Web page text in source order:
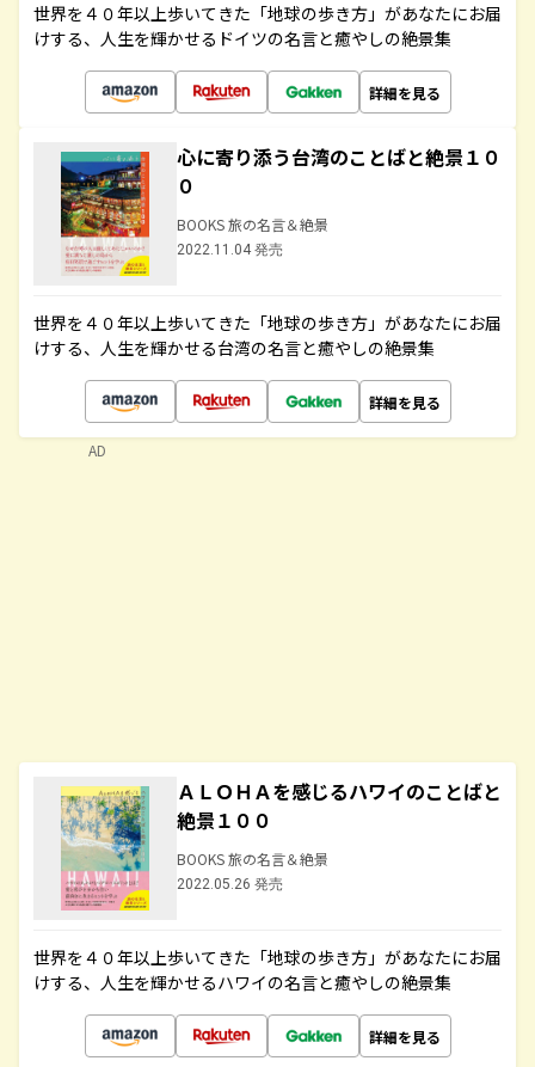
世界を４０年以上歩いてきた「地球の歩き方」があなたにお届
けする、人生を輝かせるドイツの名言と癒やしの絶景集
詳細を見る
心に寄り添う台湾のことばと絶景１０
０
BOOKS 旅の名言＆絶景
2022.11.04 発売
世界を４０年以上歩いてきた「地球の歩き方」があなたにお届
けする、人生を輝かせる台湾の名言と癒やしの絶景集
詳細を見る
ＡＬＯＨＡを感じるハワイのことばと
絶景１００
BOOKS 旅の名言＆絶景
2022.05.26 発売
世界を４０年以上歩いてきた「地球の歩き方」があなたにお届
けする、人生を輝かせるハワイの名言と癒やしの絶景集
詳細を見る
AD